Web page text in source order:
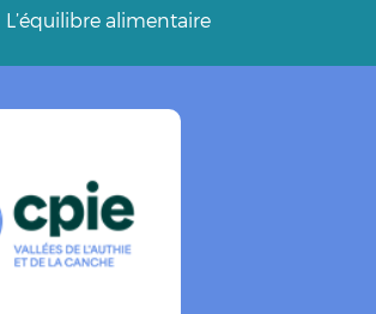
L’équilibre alimentaire